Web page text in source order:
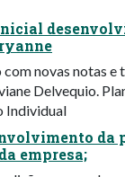
com novas notas
Delvequio.
Individual
da
empresa;